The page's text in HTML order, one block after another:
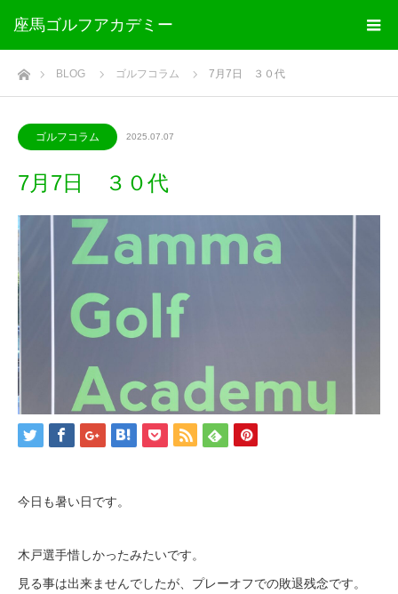
座馬ゴルフアカデミー
ホームBLOG ゴルフコラム 7月7日 ３０代
ゴルフコラム 2025.07.07
7月7日 ３０代
今日も暑い日です。
木戸選手惜しかったみたいです。
見る事は出来ませんでしたが、プレーオフでの敗退残念です。